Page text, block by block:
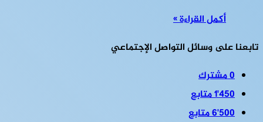
أكمل القراءة »
تابعنا على وسائل التواصل الإجتماعي
0مشترك
1٬450متابع
6٬500متابع